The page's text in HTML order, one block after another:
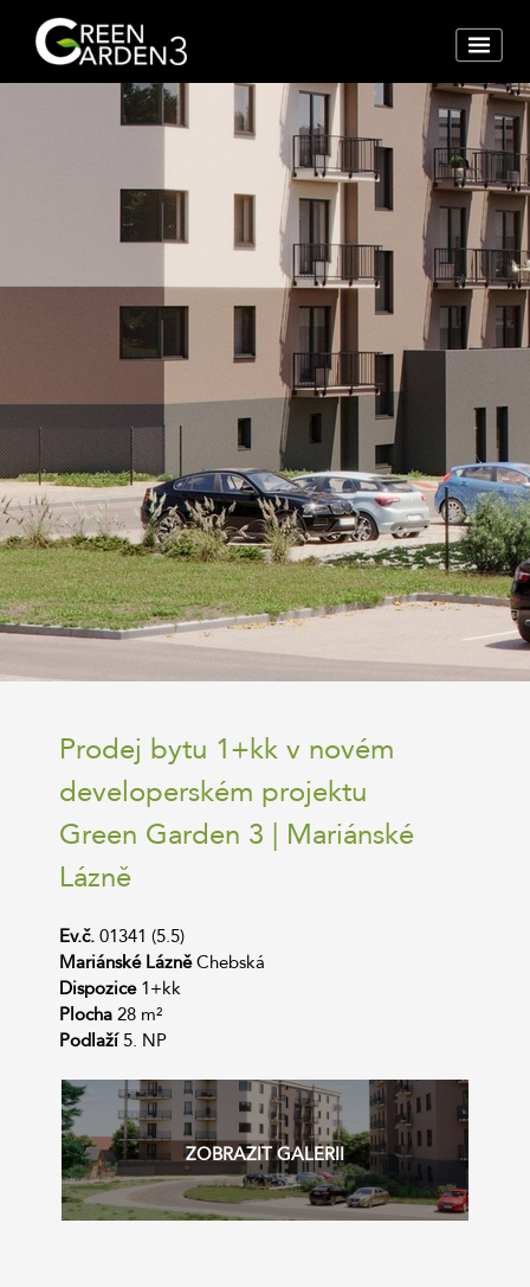
Prodej bytu 1+kk v novém
developerském projektu
Green Garden 3 | Mariánské
Lázně
Ev.č. 01341 (5.5)
Mariánské LázněChebská
Dispozice1+kk
Plocha 28 m²
Podlaží5. NP